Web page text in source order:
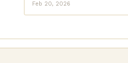
Feb 20, 2026